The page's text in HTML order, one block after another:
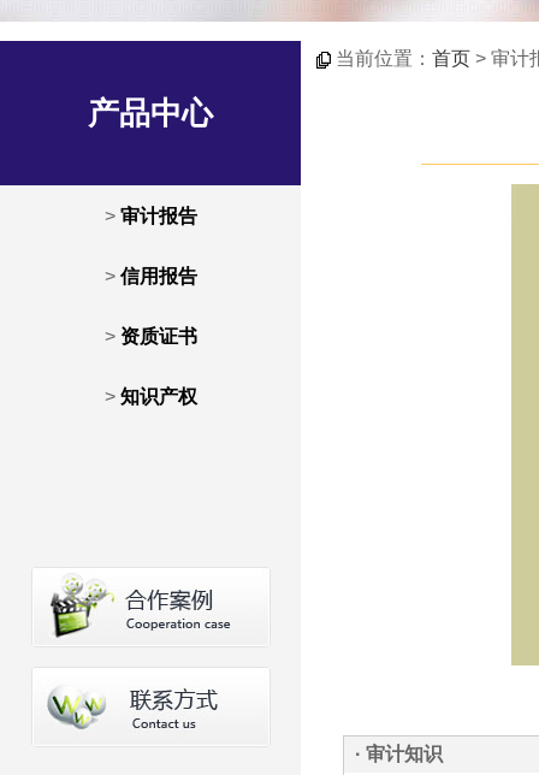
产品中心
> 审计报告
> 信用报告
> 资质证书
> 知识产权
当前位置： 首页 > 审计
· 审计知识